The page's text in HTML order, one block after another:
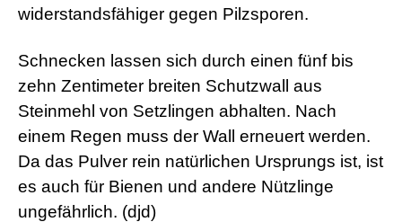
widerstandsfähiger gegen Pilzsporen.
Schnecken lassen sich durch einen fünf bis
zehn Zentimeter breiten Schutzwall aus
Steinmehl von Setzlingen abhalten. Nach
einem Regen muss der Wall erneuert werden.
Da das Pulver rein natürlichen Ursprungs ist, ist
es auch für Bienen und andere Nützlinge
ungefährlich. (djd)